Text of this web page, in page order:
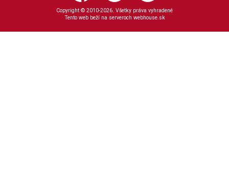
Copyright © 2010-2026. Všetky práva vyhradené
Tento web beží na serveroch webhouse.sk